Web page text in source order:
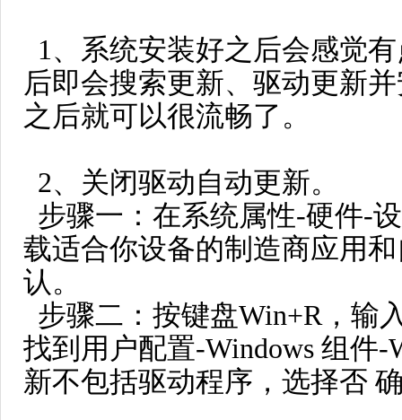
1、系统安装好之后会感觉
后即会搜索更新、驱动更新
之后就可以很流畅了。
2、关闭驱动自动更新。
步骤一：在系统属性-硬件-
载适合你设备的制造商应用
认。
步骤二：按键盘Win+R，输
找到用户配置-Windows 组件-
新不包括驱动程序，选择否